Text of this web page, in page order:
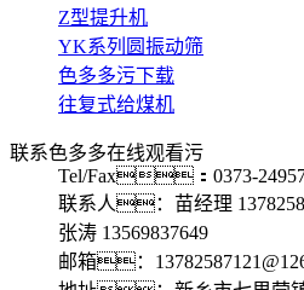
Z型提升机
YK系列圆振动筛
色多多污下载
往复式给煤机
联系色多多在线观看污
Tel/Fax：0373-
联系人：苗经理
张涛 13569837649
邮箱：